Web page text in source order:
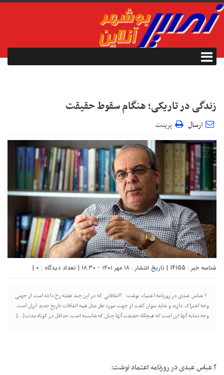
زندگی در تاریکی؛ هنگام سقوط حقیقت
ارسال پرینت
شناسه خبر : 14155 | تاریخ انتشار : ۱۸ مهر ۱۴۰۱ - ۱۸:۳۰ | تعداد دیدگاه : 0
|
? عباس عبدی در روزنامه اعتماد نوشت: ?اتفاقاتی که در این چند هفته رخ داده است از جهتی
وجه اشتراک دارند و شاید بتوان گفت از جهت مورد نظر مثل همه اتفاقات تاریخ جدید ایران است.
وجه تشابه آنها این است که هیچگاه حقیقت آنها چنان که شایسته است، حداقل در کوتاه مدت […]
? عباس عبدی در روزنامه اعتماد نوشت: